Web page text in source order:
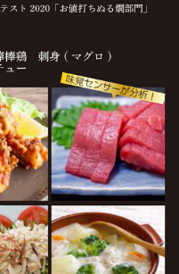
わせるのがお奨めです。
1800ｍｌはこちら